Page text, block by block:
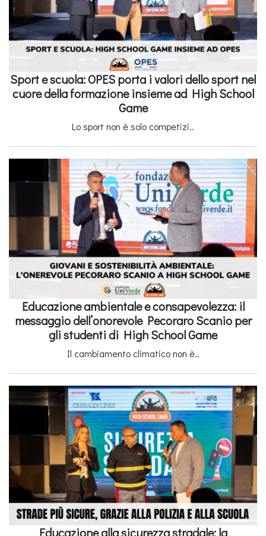
Sport e scuola: OPES porta i valori dello sport nel
cuore della formazione insieme ad High School
Game
Lo sport non è solo competizi..
Educazione ambientale e consapevolezza: il
messaggio dell’onorevole Pecoraro Scanio per
gli studenti di High School Game
Il cambiamento climatico non è..
Educazione alla sicurezza stradale: la